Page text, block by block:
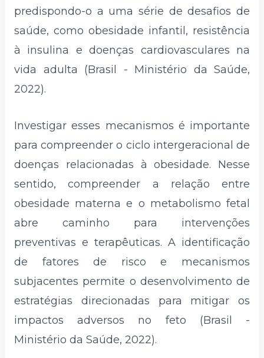
predispondo-o a uma série de desafios de
saúde, como obesidade infantil, resistência
à insulina e doenças cardiovasculares na
vida adulta (Brasil - Ministério da Saúde,
2022).
Investigar esses mecanismos é importante
para compreender o ciclo intergeracional de
doenças relacionadas à obesidade. Nesse
sentido, compreender a relação entre
obesidade materna e o metabolismo fetal
abre caminho para intervenções
preventivas e terapêuticas. A identificação
de fatores de risco e mecanismos
subjacentes permite o desenvolvimento de
estratégias direcionadas para mitigar os
impactos adversos no feto (Brasil -
Ministério da Saúde, 2022).